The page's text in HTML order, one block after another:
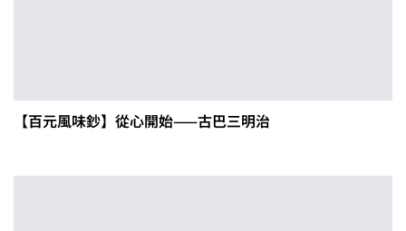
【百元風味鈔】從心開始——古巴三明治